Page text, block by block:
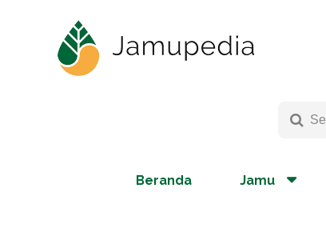
Beranda Jamu